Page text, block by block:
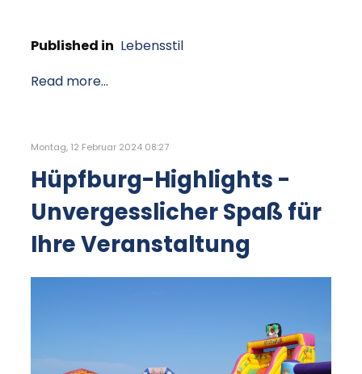
Published in Lebensstil
Read more...
Montag, 12 Februar 2024 08:27
Hüpfburg-Highlights -
Unvergesslicher Spaß für
Ihre Veranstaltung